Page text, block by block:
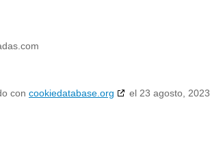
con cookiedatabase.org el 23 agosto, 2023.